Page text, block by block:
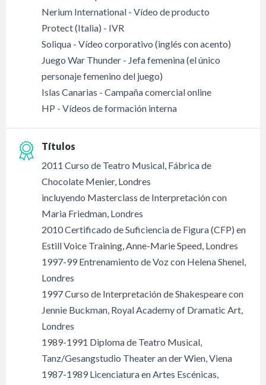
Nerium International - Vídeo de producto
Protect (Italia) - IVR
Soliqua - Vídeo corporativo (inglés con acento)
Juego War Thunder - Jefa femenina (el único
personaje femenino del juego)
Islas Canarias - Campaña comercial online
HP - Vídeos de formación interna
Títulos
2011 Curso de Teatro Musical, Fábrica de
Chocolate Menier, Londres
incluyendo Masterclass de Interpretación con
Maria Friedman, Londres
2010 Certificado de Suficiencia de Figura (CFP) en
Estill Voice Training, Anne-Marie Speed, Londres
1997-99 Entrenamiento de Voz con Helena Shenel,
Londres
1997 Curso de Interpretación de Shakespeare con
Jennie Buckman, Royal Academy of Dramatic Art,
Londres
1989-1991 Diploma de Teatro Musical,
Tanz/Gesangstudio Theater an der Wien, Viena
1987-1989 Licenciatura en Artes Escénicas,